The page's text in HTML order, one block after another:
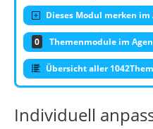
Dieses Modul merken
0 Themenmodule im
Übersicht aller
Individuell